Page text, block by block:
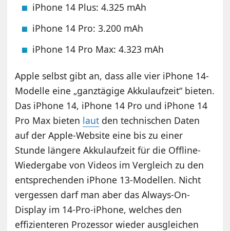
iPhone 14 Plus: 4.325 mAh
iPhone 14 Pro: 3.200 mAh
iPhone 14 Pro Max: 4.323 mAh
Apple selbst gibt an, dass alle vier iPhone 14-
Modelle eine „ganztägige Akkulaufzeit“ bieten.
Das iPhone 14, iPhone 14 Pro und iPhone 14
Pro Max bieten laut den technischen Daten
auf der Apple-Website eine bis zu einer
Stunde längere Akkulaufzeit für die Offline-
Wiedergabe von Videos im Vergleich zu den
entsprechenden iPhone 13-Modellen. Nicht
vergessen darf man aber das Always-On-
Display im 14-Pro-iPhone, welches den
effizienteren Prozessor wieder ausgleichen